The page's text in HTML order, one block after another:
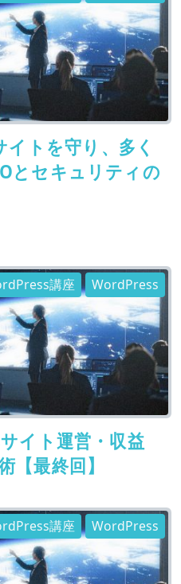
トを守り、多く
とセキュリティの
イト運営・収益
最終回】
講座 WordPress
講座 WordPress